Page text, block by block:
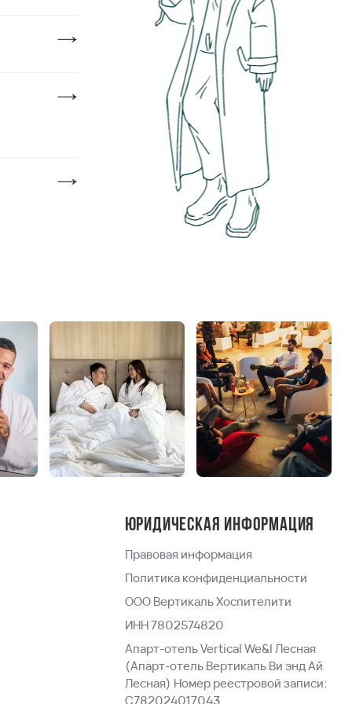
Юридическая информация
Правовая информация
Политика конфиденциальности
ООО Вертикаль Хоспителити
ИНН 7802574820
Апарт-отель Vertical We&I Лесная
(Апарт-отель Вертикаль Ви энд Ай
Лесная) Номер реестровой записи:
С782024017043